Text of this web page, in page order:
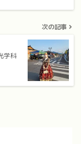
次の記事
学科